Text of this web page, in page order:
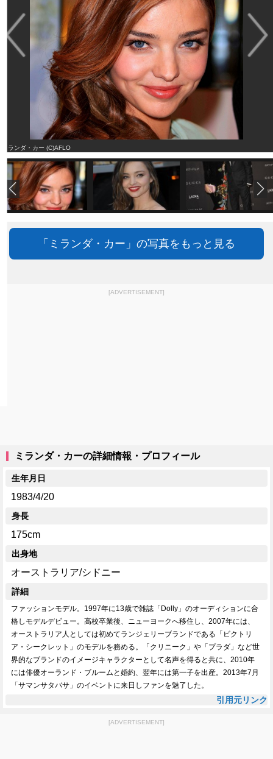
ミランダ・カー (C)AFLO
「ミランダ・カー」の写真をもっと見る
[ADVERTISEMENT]
ミランダ・カーの詳細情報・プロフィール
生年月日
1983/4/20
身長
175cm
出身地
オーストラリア/シドニー
詳細
ファッションモデル。1997年に13歳で雑誌「Dolly」のオーディションに合
格しモデルデビュー。高校卒業後、ニューヨークへ移住し、2007年には、
オーストラリア人としては初めてランジェリーブランドである「ビクトリ
ア・シークレット」のモデルを務める。「クリニーク」や「プラダ」など世
界的なブランドのイメージキャラクターとして名声を得ると共に、2010年
には俳優オーランド・ブルームと婚約、翌年には第一子を出産。2013年7月
「サマンサタバサ」のイベントに来日しファンを魅了した。
引用元リンク
[ADVERTISEMENT]